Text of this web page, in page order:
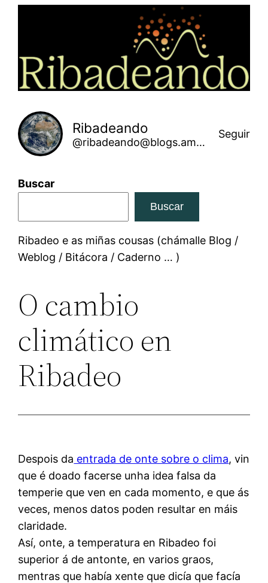
Ribadeando
@ribadeando@blogs.amarinha.gal
Seguir
Buscar
Buscar
Ribadeo e as miñas cousas (chámalle Blog /
Weblog / Bitácora / Caderno … )
O cambio
climático en
Ribadeo
Despois da entrada de onte sobre o clima, vin
que é doado facerse unha idea falsa da
temperie que ven en cada momento, e que ás
veces, menos datos poden resultar en máis
claridade.
Así, onte, a temperatura en Ribadeo foi
superior á de antonte, en varios graos,
mentras que había xente que dicía que facía